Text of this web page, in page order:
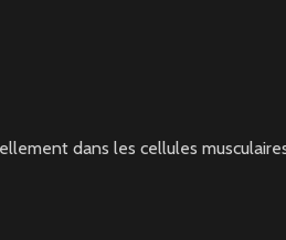
dans les cellules